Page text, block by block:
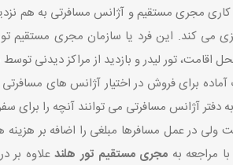
مجری مستقیم و آژانس مسافرتی به هم
می کند. این فرد یا سازمان مجری مستقیم
اقامت، تور لیدر و بازدید از مراکز دیدنی
برای فروش در اختیار آژانس های
دفتر آژانس مسافرتی می توانند آنچه را برای
در عمل مسافرها مبلغی را اضافه بر
مراجعه به مجری مستقیم تور هلندعلاوه بر